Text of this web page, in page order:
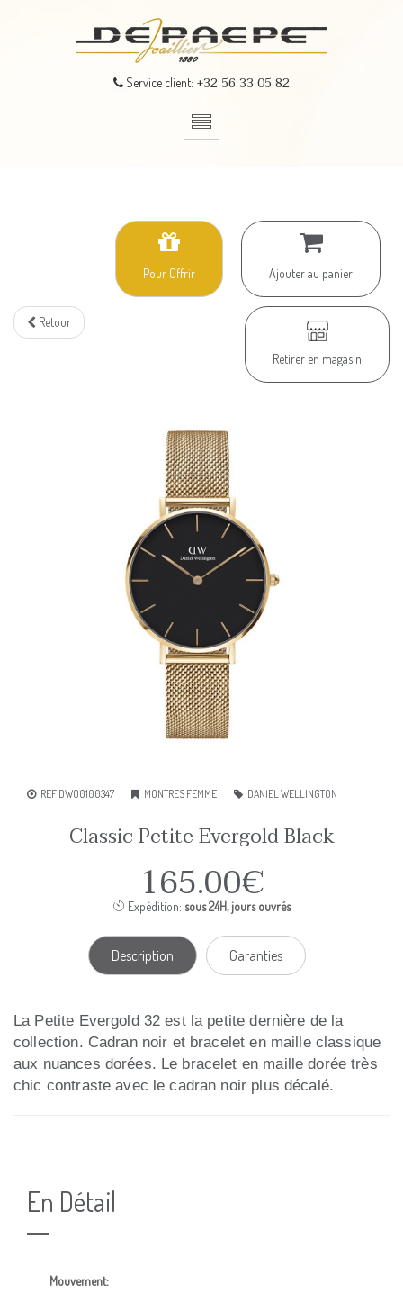
Service client: +32 56 33 05 82
Ajouter au panier
Pour Offrir
Retirer en magasin
Retour
REF DW00100347 MONTRES FEMME DANIEL WELLINGTON
Classic Petite Evergold Black
165.00€
Expédition: sous 24H, jours ouvrés
Description Garanties
La Petite Evergold 32 est la petite dernière de la
collection. Cadran noir et bracelet en maille classique
aux nuances dorées. Le bracelet en maille dorée très
chic contraste avec le cadran noir plus décalé.
En Détail
Mouvement: